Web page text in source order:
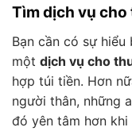
Tìm dịch vụ cho
Bạn cần có sự
một dịch vụ cho
hợp túi tiền. Hơn
người thân, những
đó yên tâm hơn khi